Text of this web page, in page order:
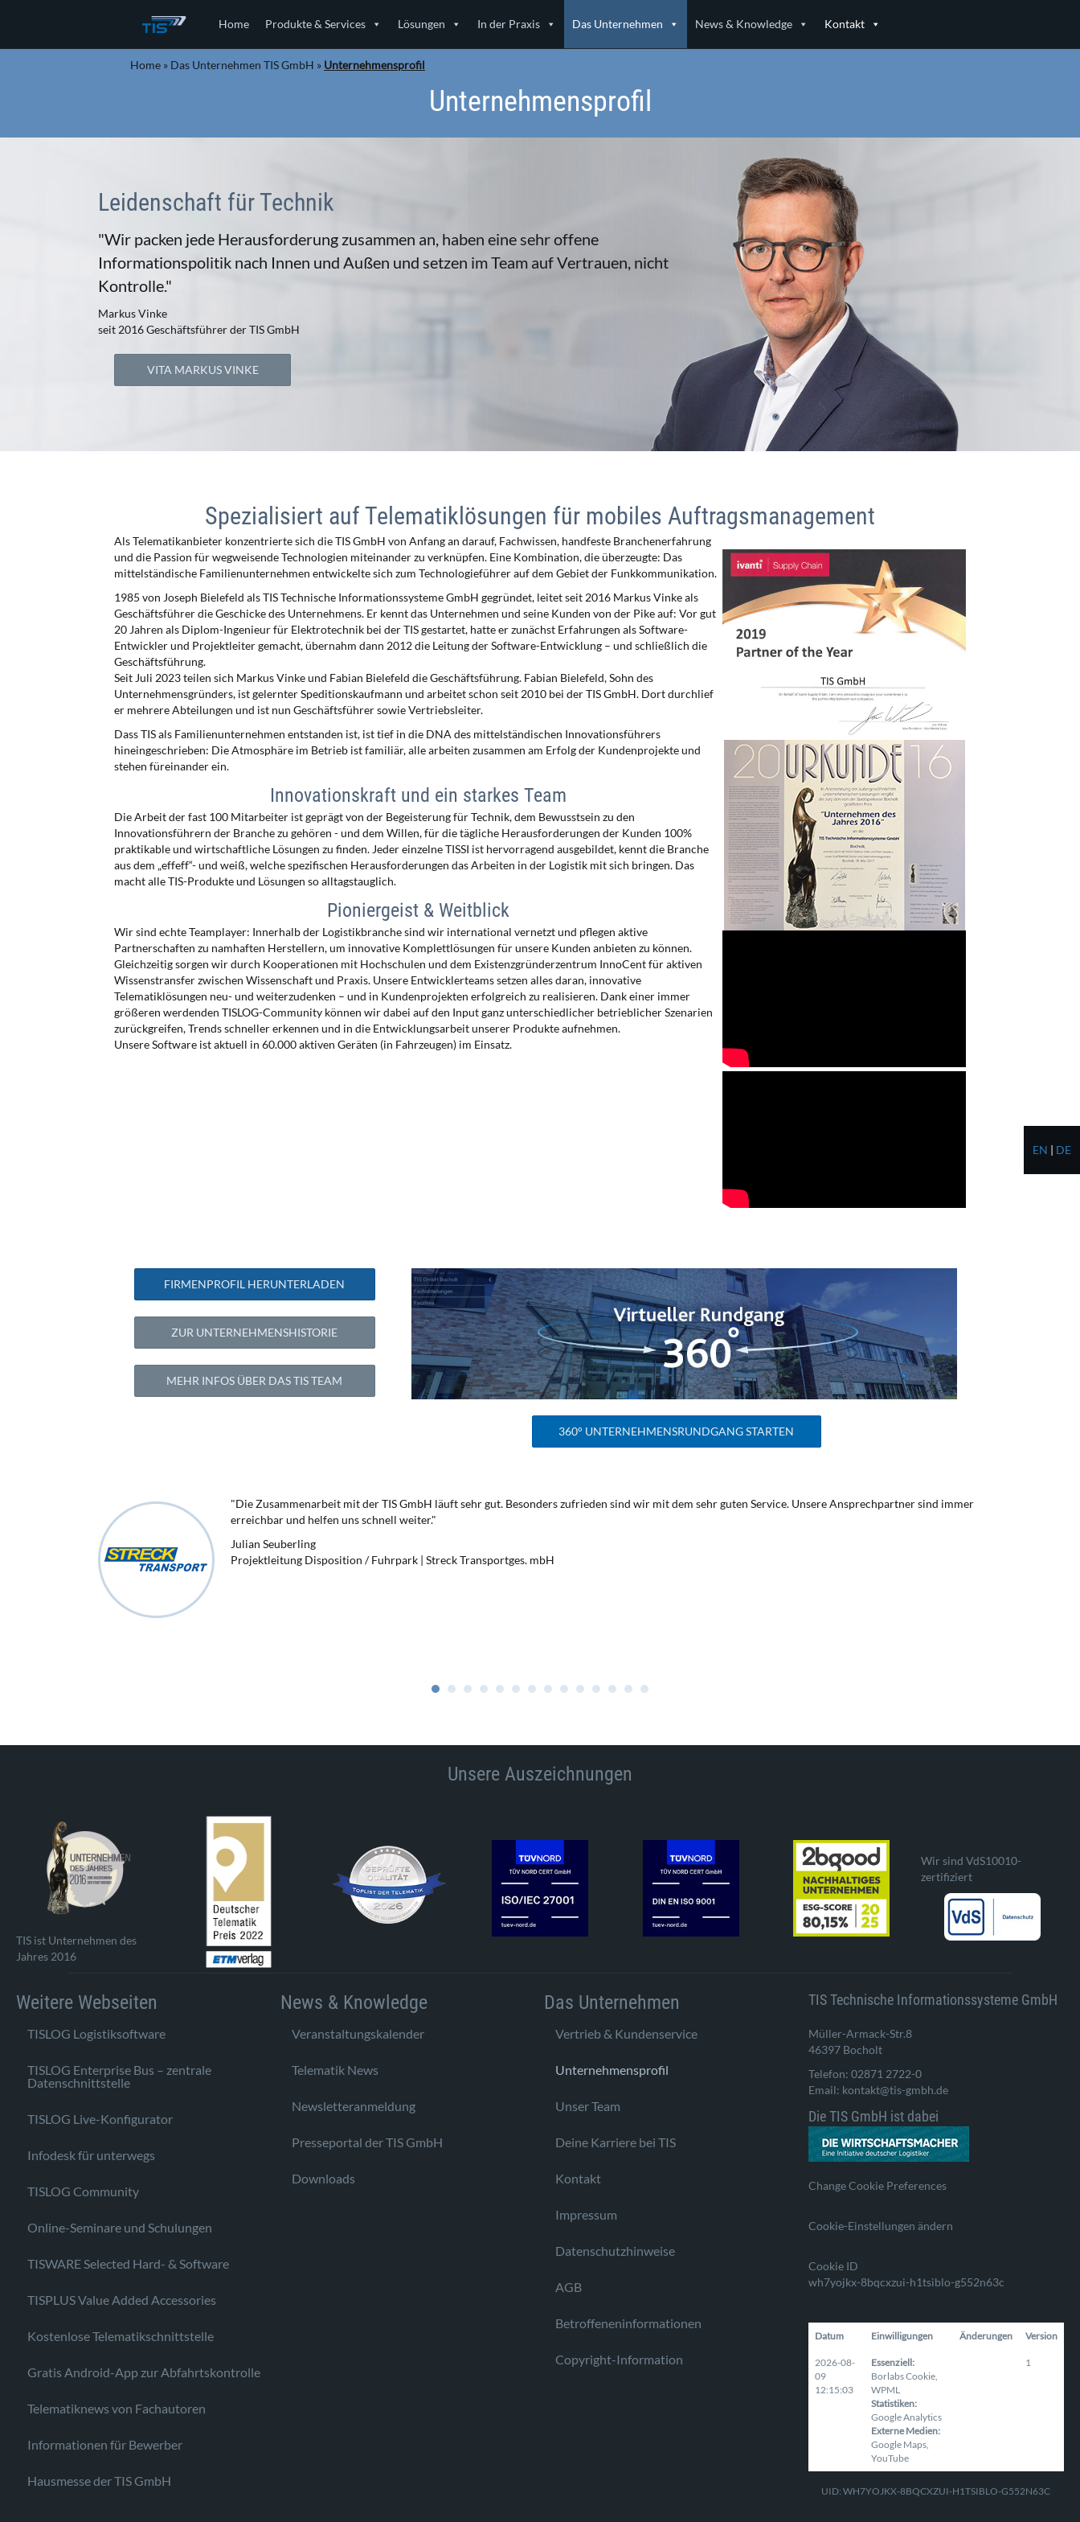
Home Produkte & Services Lösungen In der Praxis Das Unternehmen News & Knowledge Kontakt
Home » Das Unternehmen TIS GmbH » Unternehmensprofil
Unternehmensprofil
Leidenschaft für Technik
"Wir packen jede Herausforderung zusammen an, haben eine sehr offene
Informationspolitik nach Innen und Außen und setzen im Team auf Vertrauen, nicht
Kontrolle."
Markus Vinke
seit 2016 Geschäftsführer der TIS GmbH
VITA MARKUS VINKE
Spezialisiert auf Telematiklösungen für mobiles Auftragsmanagement
Als Telematikanbieter konzentrierte sich die TIS GmbH von Anfang an darauf, Fachwissen, handfeste Branchenerfahrung
und die Passion für wegweisende Technologien miteinander zu verknüpfen. Eine Kombination, die überzeugte: Das
mittelständische Familienunternehmen entwickelte sich zum Technologieführer auf dem Gebiet der Funkkommunikation.
1985 von Joseph Bielefeld als TIS Technische Informationssysteme GmbH gegründet, leitet seit 2016 Markus Vinke als
Geschäftsführer die Geschicke des Unternehmens. Er kennt das Unternehmen und seine Kunden von der Pike auf: Vor gut
20 Jahren als Diplom-Ingenieur für Elektrotechnik bei der TIS gestartet, hatte er zunächst Erfahrungen als Software-
Entwickler und Projektleiter gemacht, übernahm dann 2012 die Leitung der Software-Entwicklung – und schließlich die
Geschäftsführung.
Seit Juli 2023 teilen sich Markus Vinke und Fabian Bielefeld die Geschäftsführung. Fabian Bielefeld, Sohn des
Unternehmensgründers, ist gelernter Speditionskaufmann und arbeitet schon seit 2010 bei der TIS GmbH. Dort durchlief
er mehrere Abteilungen und ist nun Geschäftsführer sowie Vertriebsleiter.
Dass TIS als Familienunternehmen entstanden ist, ist tief in die DNA des mittelständischen Innovationsführers
hineingeschrieben: Die Atmosphäre im Betrieb ist familiär, alle arbeiten zusammen am Erfolg der Kundenprojekte und
stehen füreinander ein.
Innovationskraft und ein starkes Team
Die Arbeit der fast 100 Mitarbeiter ist geprägt von der Begeisterung für Technik, dem Bewusstsein zu den
Innovationsführern der Branche zu gehören - und dem Willen, für die tägliche Herausforderungen der Kunden 100%
praktikable und wirtschaftliche Lösungen zu finden. Jeder einzelne TISSI ist hervorragend ausgebildet, kennt die Branche
aus dem „effeff“- und weiß, welche spezifischen Herausforderungen das Arbeiten in der Logistik mit sich bringen. Das
macht alle TIS-Produkte und Lösungen so alltagstauglich.
Pioniergeist & Weitblick
Wir sind echte Teamplayer: Innerhalb der Logistikbranche sind wir international vernetzt und pflegen aktive
Partnerschaften zu namhaften Herstellern, um innovative Komplettlösungen für unsere Kunden anbieten zu können.
Gleichzeitig sorgen wir durch Kooperationen mit Hochschulen und dem Existenzgründerzentrum InnoCent für aktiven
Wissenstransfer zwischen Wissenschaft und Praxis. Unsere Entwicklerteams setzen alles daran, innovative
Telematiklösungen neu- und weiterzudenken – und in Kundenprojekten erfolgreich zu realisieren. Dank einer immer
größeren werdenden TISLOG-Community können wir dabei auf den Input ganz unterschiedlicher betrieblicher Szenarien
zurückgreifen, Trends schneller erkennen und in die Entwicklungsarbeit unserer Produkte aufnehmen.
Unsere Software ist aktuell in 60.000 aktiven Geräten (in Fahrzeugen) im Einsatz.
FIRMENPROFIL HERUNTERLADEN
ZUR UNTERNEHMENSHISTORIE
MEHR INFOS ÜBER DAS TIS TEAM
360° UNTERNEHMENSRUNDGANG STARTEN
"Die Zusammenarbeit mit der TIS GmbH läuft sehr gut. Besonders zufrieden sind wir mit dem sehr guten Service. Unsere Ansprechpartner sind immer
erreichbar und helfen uns schnell weiter."
Julian Seuberling
Projektleitung Disposition / Fuhrpark | Streck Transportges. mbH
Unsere Auszeichnungen
TIS ist Unternehmen des
Jahres 2016
Wir sind VdS10010-
zertifiziert
Weitere Webseiten
TISLOG Logistiksoftware
TISLOG Enterprise Bus – zentrale
Datenschnittstelle
TISLOG Live-Konfigurator
Infodesk für unterwegs
TISLOG Community
Online-Seminare und Schulungen
TISWARE Selected Hard- & Software
TISPLUS Value Added Accessories
Kostenlose Telematikschnittstelle
Gratis Android-App zur Abfahrtskontrolle
Telematiknews von Fachautoren
Informationen für Bewerber
Hausmesse der TIS GmbH
News & Knowledge
Veranstaltungskalender
Telematik News
Newsletteranmeldung
Presseportal der TIS GmbH
Downloads
Das Unternehmen
Vertrieb & Kundenservice
Unternehmensprofil
Unser Team
Deine Karriere bei TIS
Kontakt
Impressum
Datenschutzhinweise
AGB
Betroffeneninformationen
Copyright-Information
TIS Technische Informationssysteme GmbH
Müller-Armack-Str.8
46397 Bocholt
Telefon: 02871 2722-0
Email: kontakt@tis-gmbh.de
Die TIS GmbH ist dabei
Change Cookie Preferences
Cookie-Einstellungen ändern
Cookie ID
wh7yojkx-8bqcxzui-h1tsiblo-g552n63c
Datum Einwilligungen Änderungen Version
2026-08-
09
12:15:03
Essenziell:
Borlabs Cookie,
WPML
Statistiken:
Google Analytics
Externe Medien:
Google Maps,
YouTube
1
UID: WH7YOJKX-8BQCXZUI-H1TSIBLO-G552N63C
EN | DE